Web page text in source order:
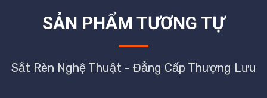
SẢN PHẨM TƯƠNG TỰ
Sắt Rèn Nghệ Thuật - Đẳng Cấp Thượng Lưu